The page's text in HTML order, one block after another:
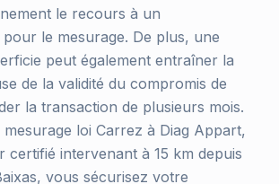
le recours à un
le mesurage. De plus, une
peut également entraîner la
de la validité du compromis de
la transaction de plusieurs mois.
loi Carrez à Diag Appart,
certifié intervenant à 15 km depuis
vous sécurisez votre